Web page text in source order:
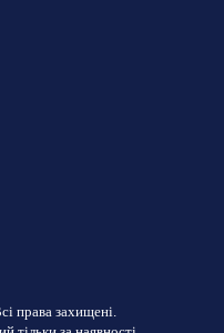
права захищені.